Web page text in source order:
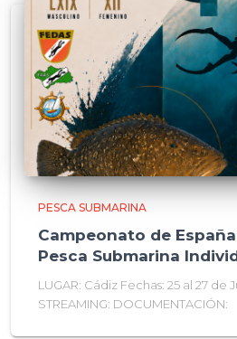
PESCA SUBMARINA
Campeonato de
Pesca Submarina
LUGAR: Cádiz Fechas: 25 al 27 de
STREAMING: DOCUMENTACIÓN: